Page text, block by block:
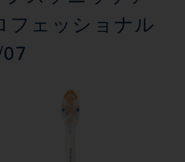
フェッショナル